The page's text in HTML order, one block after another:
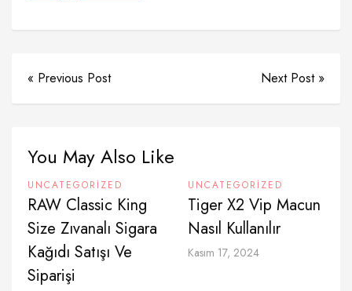
« Previous Post Next Post »
You May Also Like
UNCATEGORIZED
RAW Classic King
Size Zıvanalı Sigara
Kağıdı Satışı Ve
Siparişi
UNCATEGORIZED
Tiger X2 Vip Macun
Nasıl Kullanılır
Kasım 17, 2024